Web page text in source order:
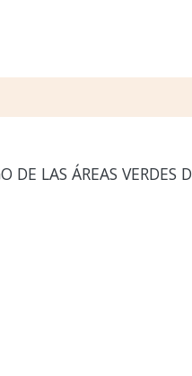
LAS ÁREAS VERDES